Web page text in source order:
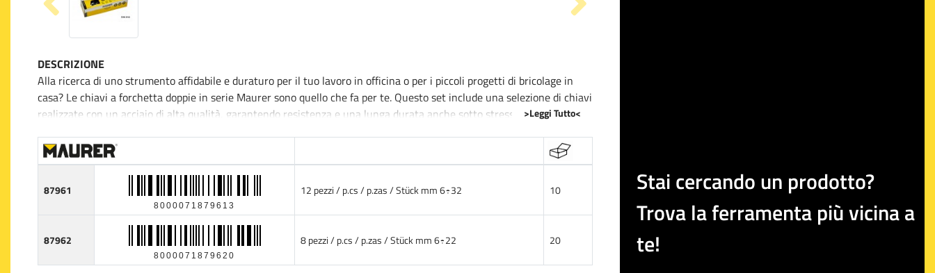
DESCRIZIONE
Alla ricerca di uno strumento affidabile e duraturo per il tuo lavoro in officina o per i piccoli progetti di bricolage in
casa? Le chiavi a forchetta doppie in serie Maurer sono quello che fa per te. Questo set include una selezione di chiavi
realizzate con un acciaio di alta qualità, garantendo resistenza e una lunga durata anche sotto stress meccanico
Il set è composto da chiavi con doppie aperture, ognuna delle quali è stata progettata per adattarsi a diverse
dimensioni di bulloni e dadi, rendendolo uno strumento versatile per una varietà di applicazioni. La finitura lucida non
solo aggiunge un tocco professionale all'aspetto delle chiavi, ma facilita anche la pulizia. Questo previene la
corrosione e mantiene gli strumenti in ottime condizioni per un uso prolungato.
La conformazione ergonomica permette una presa sicura e confortevole, minimizzando lo sforzo durante l'uso e
rendendo il lavoro meno faticoso. Che tu sia un professionista del settore o un appassionato del fai da te, questi
>Leggi Tutto<
87961
8000071879613
12 pezzi / p.cs / p.zas / Stück mm 6÷32 10
87962
8000071879620
8 pezzi / p.cs / p.zas / Stück mm 6÷22 20
Stai cercando un prodotto?
Trova la ferramenta più vicina a
te!